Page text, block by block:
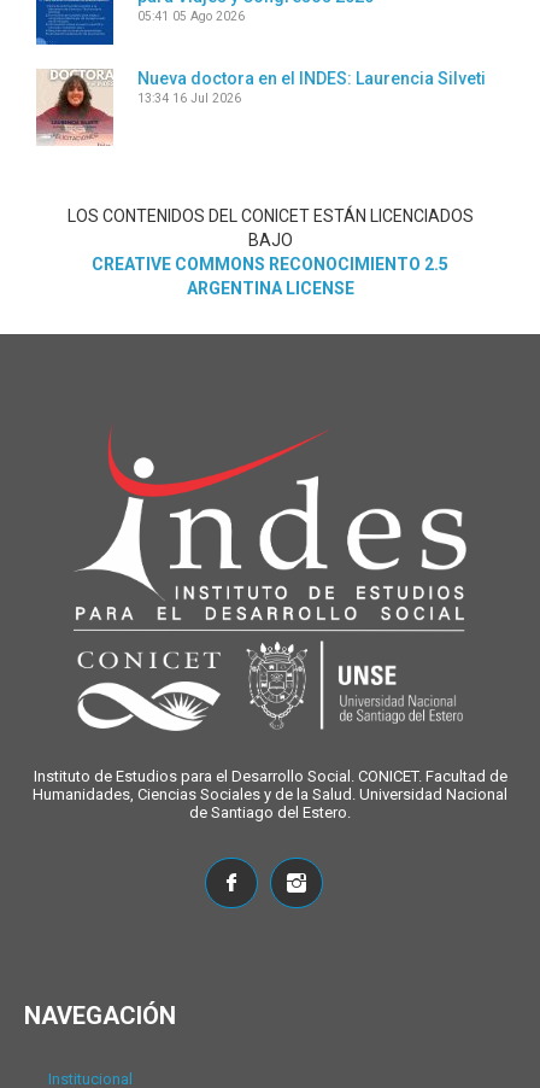
05:41 05 Ago 2026
Nueva doctora en el INDES: Laurencia Silveti
13:34 16 Jul 2026
LOS CONTENIDOS DEL CONICET ESTÁN LICENCIADOS
BAJO
CREATIVE COMMONS RECONOCIMIENTO 2.5
ARGENTINA LICENSE
Instituto de Estudios para el Desarrollo Social. CONICET. Facultad de
Humanidades, Ciencias Sociales y de la Salud. Universidad Nacional
de Santiago del Estero.
NAVEGACIÓN
Institucional